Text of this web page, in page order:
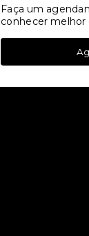
Faça um
conhecer melhor